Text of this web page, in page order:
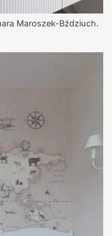
Maroszek-Bździuch.